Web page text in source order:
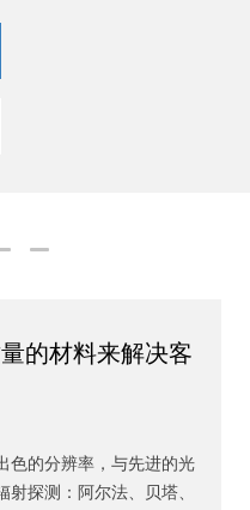
resistance
defined flatness
的材料来解决客
色的分辨率，与先进的光
探测：阿尔法、贝塔、